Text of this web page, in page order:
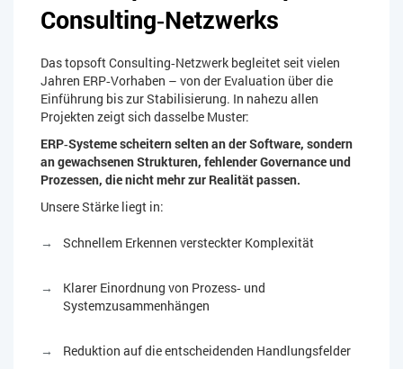
Consulting‑Netzwerks
Das topsoft Consulting‑Netzwerk begleitet seit vielen
Jahren ERP‑Vorhaben – von der Evaluation über die
Einführung bis zur Stabilisierung. In nahezu allen
Projekten zeigt sich dasselbe Muster:
ERP‑Systeme scheitern selten an der Software, sondern
an gewachsenen Strukturen, fehlender Governance und
Prozessen, die nicht mehr zur Realität passen.
Unsere Stärke liegt in:
Schnellem Erkennen versteckter Komplexität
Klarer Einordnung von Prozess‑ und
Systemzusammenhängen
Reduktion auf die entscheidenden Handlungsfelder